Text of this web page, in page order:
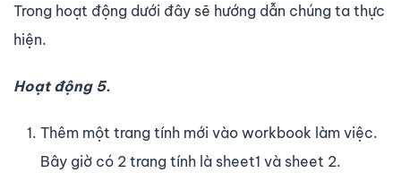
Trong hoạt động dưới đây sẽ hướng dẫn chúng ta thực
hiện.
Hoạt động 5.
Thêm một trang tính mới vào workbook làm việc.
Bây giờ có 2 trang tính là sheet1 và sheet 2.